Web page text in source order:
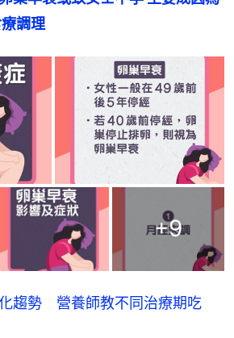
調理
+9
趨勢 營養師教不同治療期吃